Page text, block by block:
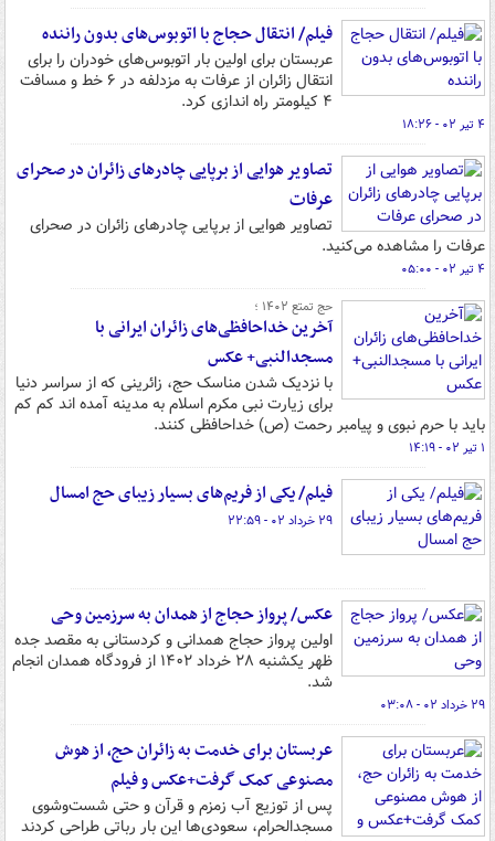
فیلم/ انتقال حجاج با اتوبوس‌های بدون راننده
عربستان برای اولین بار اتوبوس‌های خودران را برای
انتقال زائران از عرفات به مزدلفه در ۶ خط و مسافت
۴ کیلومتر راه اندازی کرد.
۴ تیر ۰۲ - ۱۸:۲۶
تصاویر هوایی از برپایی چادرهای زائران در صحرای
عرفات
تصاویر هوایی از برپایی چادرهای زائران در صحرای
عرفات را مشاهده می‌کنید.
۴ تیر ۰۲ - ۰۵:۰۰
حج تمتع ۱۴۰۲ ؛
آخرین خداحافظی‌های زائران ایرانی با
مسجدالنبی+ عکس
با نزدیک شدن مناسک حج، زائرینی که از سراسر دنیا
برای زیارت نبی مکرم اسلام به مدینه آمده اند کم کم
باید با حرم نبوی و پیامبر رحمت (ص) خداحافظی کنند.
۱ تیر ۰۲ - ۱۴:۱۹
فیلم/ یکی از فریم‌های بسیار زیبای حج امسال
۲۹ خرداد ۰۲ - ۲۲:۵۹
عکس/ پرواز حجاج از همدان به سرزمین وحی
اولین پرواز حجاج همدانی و کردستانی به مقصد جده
ظهر یکشنبه ۲۸ خرداد ۱۴۰۲ از فرودگاه همدان انجام
شد.
۲۹ خرداد ۰۲ - ۰۳:۰۸
عربستان برای خدمت به زائران حج، از هوش
مصنوعی کمک گرفت+عکس و فیلم
پس از توزیع آب زمزم و قرآن و حتی شست‌وشوی
مسجدالحرام، سعودی‌ها این بار رباتی طراحی کردند